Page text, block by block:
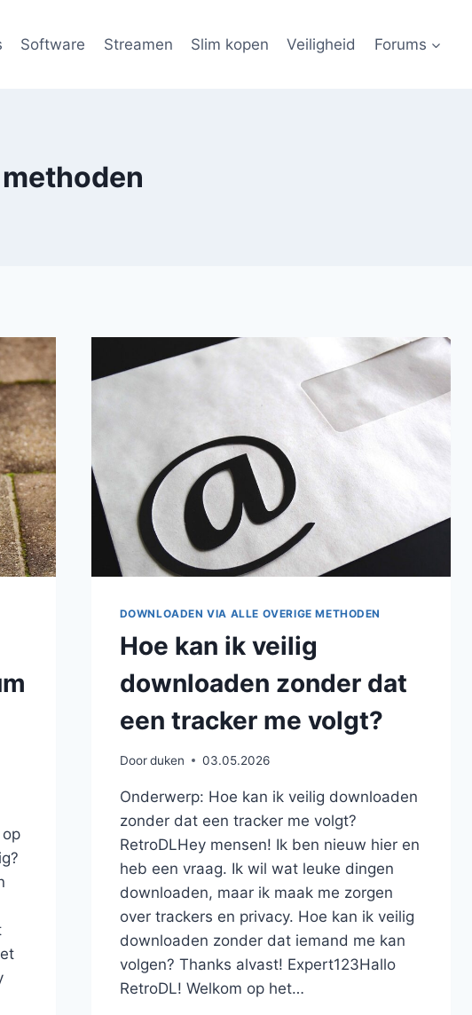
Software Streamen Slim kopen Veiligheid Forums
DOWNLOADEN VIA ALLE OVERIGE METHODEN
Hoe kan ik veilig
downloaden zonder dat
een tracker me volgt?
Door duken 03.05.2026
Onderwerp: Hoe kan ik veilig downloaden
zonder dat een tracker me volgt?
RetroDLHey mensen! Ik ben nieuw hier en
heb een vraag. Ik wil wat leuke dingen
downloaden, maar ik maak me zorgen
over trackers en privacy. Hoe kan ik veilig
downloaden zonder dat iemand me kan
volgen? Thanks alvast! Expert123Hallo
RetroDL! Welkom op het…